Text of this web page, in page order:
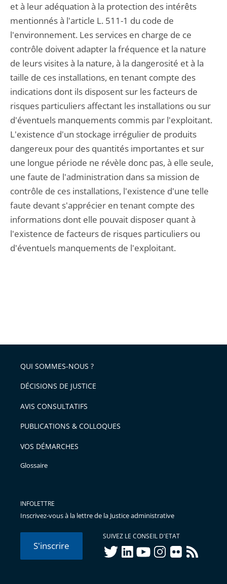
et à leur adéquation à la protection des intérêts
mentionnés à l'article L. 511-1 du code de
l'environnement. Les services en charge de ce
contrôle doivent adapter la fréquence et la nature
de leurs visites à la nature, à la dangerosité et à la
taille de ces installations, en tenant compte des
indications dont ils disposent sur les facteurs de
risques particuliers affectant les installations ou sur
d'éventuels manquements commis par l'exploitant.
L'existence d'un stockage irrégulier de produits
dangereux pour des quantités importantes et sur
une longue période ne révèle donc pas, à elle seule,
une faute de l'administration dans sa mission de
contrôle de ces installations, l'existence d'une telle
faute devant s'apprécier en tenant compte des
informations dont elle pouvait disposer quant à
l'existence de facteurs de risques particuliers ou
d'éventuels manquements de l'exploitant.
QUI SOMMES-NOUS ?
DÉCISIONS DE JUSTICE
AVIS CONSULTATIFS
PUBLICATIONS & COLLOQUES
VOS DÉMARCHES
Glossaire
INFOLETTRE
Inscrivez-vous à la lettre de la Justice administrative
S'inscrire
SUIVEZ LE CONSEIL D'ETAT
twitterlinkedInyoutubeinstagram
flickr rss